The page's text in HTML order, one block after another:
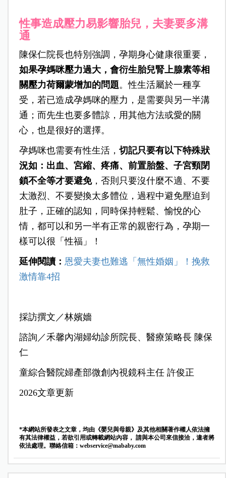
性事造成壓力易影響胎兒，夫妻要多溝
通
陳保仁院長也特別強調，孕期身心健康很重要，
如果孕媽咪壓力過大，會衍生胎兒腎上腺素等相
關壓力荷爾蒙增加的問題。性生活屬於一種享
受，若已造成孕媽咪的壓力，是需要與另一半溝
通；而先生也要多體諒，用其他方法或愛的關
心，也是很好的選擇。
孕媽咪也需要有性生活， 切記只要有以下特殊狀
況如：出血、宮縮、疼痛、前置胎盤、子宮頸閉
鎖不全等才要避免，否則只要沒什麼不適、不要
太激烈、不要變換太多體位，過程中避免壓迫到
肚子，正確的認知，同時保持輕鬆、愉悅的心
情，都可以和另一半有正常的親密行為，孕期一
樣可以很「性福」！
延伸閱讀： 恩愛夫妻也難逃「無性婚姻」！挽救
激情靠4招
採訪撰文／林嬪嬙
諮詢／禾馨內湖婦幼診所院長、 醫療策略長陳保
仁
童綜合醫院婦產部微創內視鏡科主任 許俊正
2026文章更新
*本網站所發表之文章，均由《嬰兒與母親》及其他相關著作權人依法擁
有其法律權益，若欲引用或轉載網站內容， 請與本公司來信接洽，違者將
依法處理。聯絡信箱： webservice@mababy.com